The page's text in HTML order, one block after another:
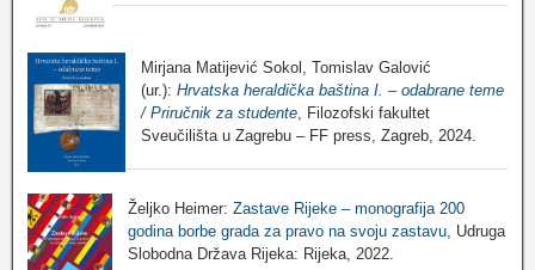
Mirjana Matijević Sokol, Tomislav Galović
(ur.): Hrvatska heraldička baština I. – odabrane teme
/ Priručnik za studente, Filozofski fakultet
Sveučilišta u Zagrebu – FF press, Zagreb, 2024.
Željko Heimer: Zastave Rijeke – monografija 200
godina borbe grada za pravo na svoju zastavu, Udruga
Slobodna Država Rijeka: Rijeka, 2022.